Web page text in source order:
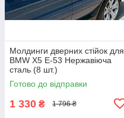
Молдинги дверних стійок для
BMW X5 E-53 Нержавіюча
сталь (8 шт.)
Готово до відправки
1 330 ₴ 1 796 ₴